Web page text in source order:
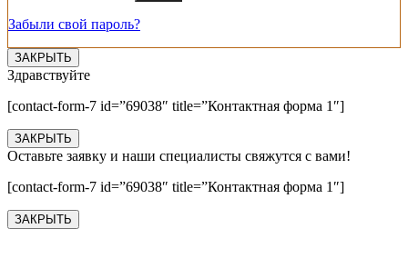
Забыли свой пароль?
ЗАКРЫТЬ
Здравствуйте
[contact-form-7 id=”69038″ title=”Контактная форма 1″]
ЗАКРЫТЬ
Оставьте заявку и наши специалисты свяжутся с вами!
[contact-form-7 id=”69038″ title=”Контактная форма 1″]
ЗАКРЫТЬ